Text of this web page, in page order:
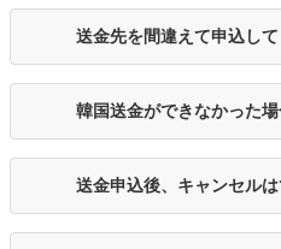
送金先を間違えて申込して
韓国送金ができなかった場
送金申込後、キャンセルは